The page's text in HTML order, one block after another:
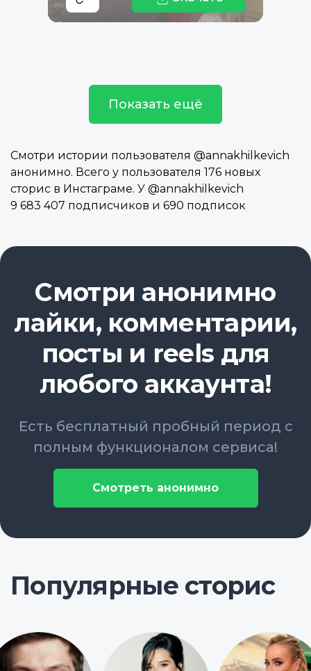
Показать ещё
Смотри истории пользователя @annakhilkevich
анонимно. Всего у пользователя 176 новых
сторис в Инстаграме. У @annakhilkevich
9 683 407 подписчиков и 690 подписок
Смотри анонимно
лайки, комментарии,
посты и reels для
любого аккаунта!
Есть бесплатный пробный период с
полным функционалом сервиса!
Смотреть анонимно
Популярные сторис